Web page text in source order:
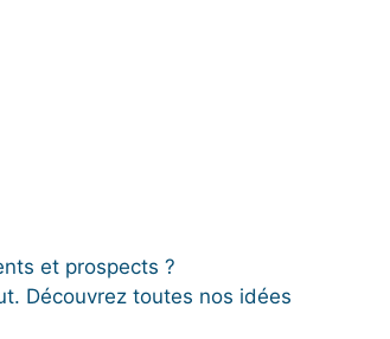
et prospects ?
Découvrez toutes nos idées